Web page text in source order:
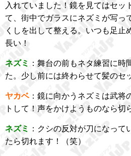
入れていました！鏡を見てはセッ
て、街中でガラスにネズミが写っ
くしを出して整える。いつも足止
長い！
ネズミ
：舞台の前もネタ練習に時
た。少し前には終わらせて髪のセ
ヤカベ：鏡に向かうネズミは武将
トして！声をかけようものなら切
ネズミ
：クシの反対が刀になって
たら切れます！（笑）